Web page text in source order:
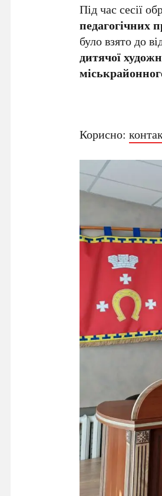
Під час сесії
педагогічних
було взято до
дитячої
Корисно: